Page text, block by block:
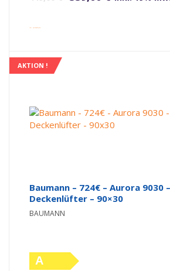
inkl. Versandkosten
AKTION !
Baumann – 724€ – Aurora 9030
Deckenlüfter – 90×30
BAUMANN
A